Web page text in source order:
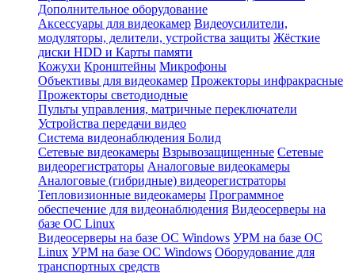
Дополнительное оборудование
Аксессуары для видеокамер Видеоусилители,
модуляторы, делители, устройства защиты Жёсткие
диски HDD и Карты памяти
Кожухи Кронштейны Микрофоны
Объективы для видеокамер Прожекторы инфракрасные
Прожекторы светодиодные
Пульты управления, матричные переключатели
Устройства передачи видео
Система видеонаблюдения Болид
Сетевые видеокамеры Взрывозащищенные Сетевые
видеорегистраторы Аналоговые видеокамеры
Аналоговые (гибридные) видеорегистраторы
Тепловизионные видеокамеры Программное
обеспечение для видеонаблюдения Видеосерверы на
базе ОС Linux
Видеосерверы на базе ОС Windows УРМ на базе ОС
Linux УРМ на базе ОС Windows Оборудование для
транспортных средств